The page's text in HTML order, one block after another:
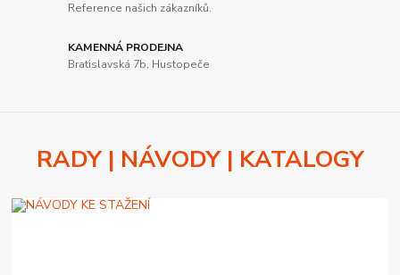
Reference našich zákazníků.
KAMENNÁ PRODEJNA
Bratislavská 7b, Hustopeče
RADY | NÁVODY | KATALOGY